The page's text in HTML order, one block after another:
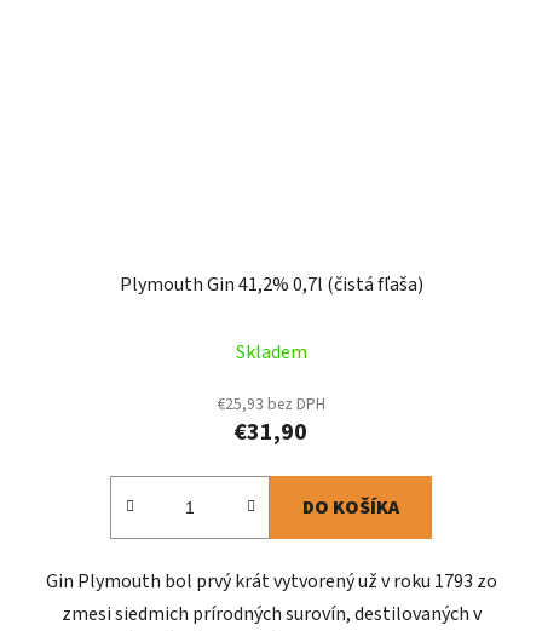
Plymouth Gin 41,2% 0,7l (čistá fľaša)
Skladem
€25,93 bez DPH
€31,90
DO KOŠÍKA
Gin Plymouth bol prvý krát vytvorený už v roku 1793 zo
zmesi siedmich prírodných surovín, destilovaných v